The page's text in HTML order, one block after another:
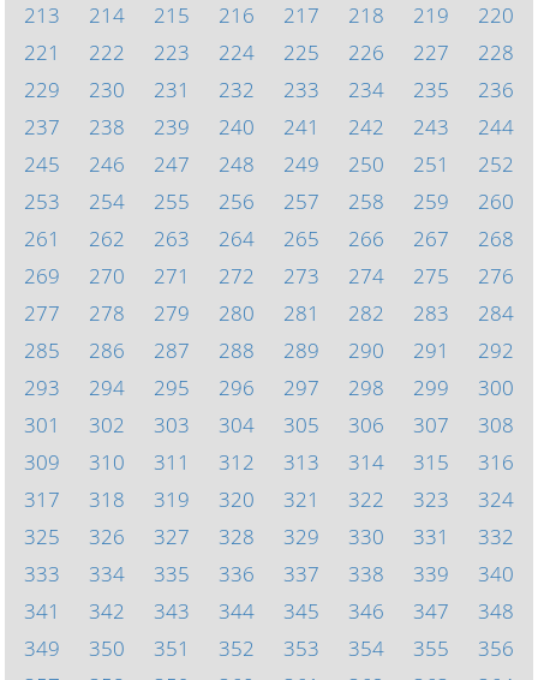
213
214 215 216 217 218 219
220
221
222 223 224 225 226 227
228
229
230 231 232 233 234 235
236
237
238 239 240 241 242 243
244
245
246 247 248 249 250 251
252
253
254 255 256 257 258 259
260
261
262 263 264 265 266 267
268
269
270 271 272 273 274 275
276
277
278 279 280 281 282 283
284
285
286 287 288 289 290 291
292
293
294 295 296 297 298 299
300
301
302 303 304 305 306 307
308
309
310 311 312 313 314 315
316
317
318 319 320 321 322 323
324
325
326 327 328 329 330 331
332
333
334 335 336 337 338 339
340
341
342 343 344 345 346 347
348
349
350 351 352 353 354 355
356